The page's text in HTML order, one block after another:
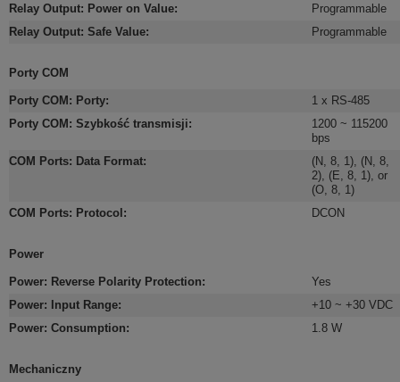
Relay Output: Power on Value:
Programmable
Relay Output: Safe Value: Programmable
Porty COM
Porty COM: Porty:
1 x RS-485
Porty COM: Szybkość transmisji:
1200 ~ 115200
bps
COM Ports: Data Format:
(N, 8, 1), (N, 8,
2), (E, 8, 1), or
(O, 8, 1)
COM Ports: Protocol : DCON
Power
Power: Reverse Polarity Protection:
Yes
Power: Input Range:
+10 ~ +30 VDC
Power: Consumption: 1.8 W
Mechaniczny